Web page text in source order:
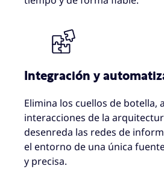
Integración y
Elimina los cuellos de botella,
interacciones de la
desenreda las redes de
el entorno de una única
y precisa.